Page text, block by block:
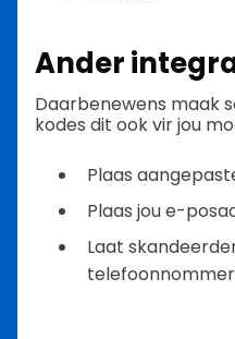
Ander
Daarbenewens maak
kodes dit ook vir jou
Plaas
Plaas jou e-
Laat